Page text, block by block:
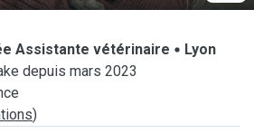
Assistante vétérinaire
Lyon
depuis mars 2023
)